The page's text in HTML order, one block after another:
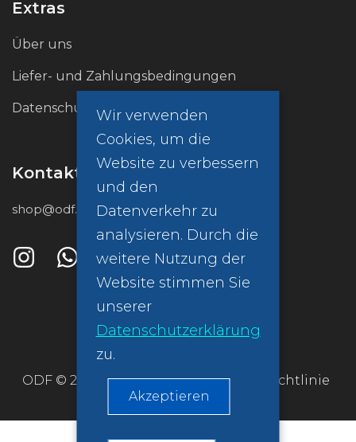
Extras
Über uns
Liefer- und Zahlungsbedingungen
Datenschutzrichtlinie (GDPR)
Kontakt
shop@odf.global
ODF © 2026 Datenschutzrichtlinie
Wir verwenden
Cookies, um die
Website zu verbessern
und den
Datenverkehr zu
analysieren. Durch die
weitere Nutzung der
Website stimmen Sie
unserer
Datenschutzerklärung
zu.
Akzeptieren